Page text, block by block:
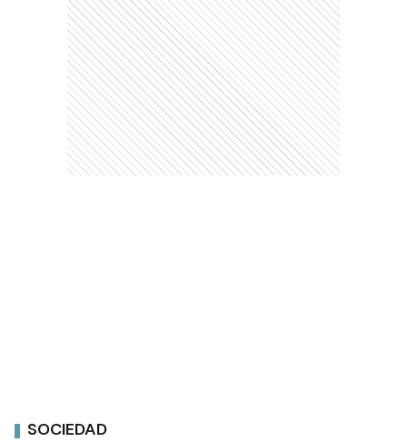
SOCIEDAD